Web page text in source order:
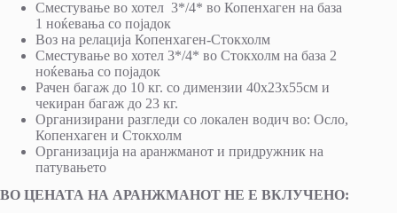
Сместување во хотел 3*/4* во Копенхаген на база
1 ноќевања со појадок
Воз на релација Копенхаген-Стокхолм
Сместување во хотел 3*/4* во Стокхолм на база 2
ноќевања со појадок
Рачен багаж до 10 кг. со димензии 40х23х55см и
чекиран багаж до 23 кг.
Организирани разгледи со локален водич во: Осло,
Копенхаген и Стокхолм
Организација на аранжманот и придружник на
патувањето
ВО ЦЕНАТА НА АРАНЖМАНОТ НЕ Е ВКЛУЧЕНО: